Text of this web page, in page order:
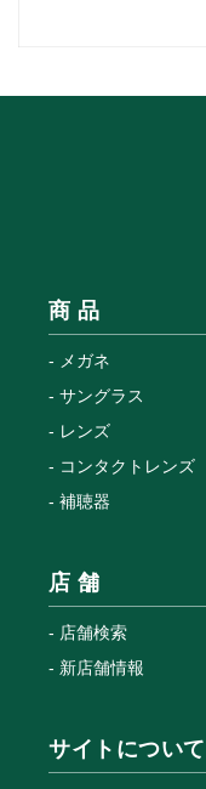
商 品
メガネ
サングラス
レンズ
コンタクトレンズ
補聴器
店 舗
店舗検索
新店舗情報
サイトについて